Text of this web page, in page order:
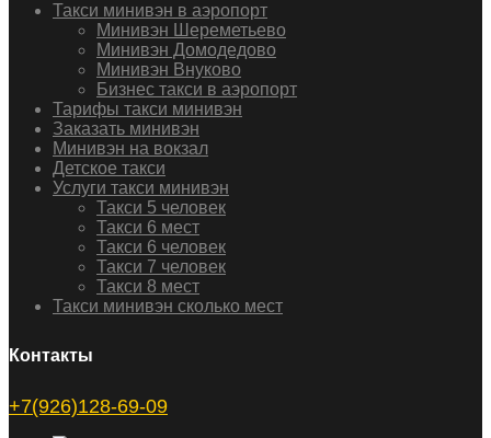
Такси минивэн в аэропорт
Минивэн Шереметьево
Минивэн Домодедово
Минивэн Внуково
Бизнес такси в аэропорт
Тарифы такси минивэн
Заказать минивэн
Минивэн на вокзал
Детское такси
Услуги такси минивэн
Такси 5 человек
Такси 6 мест
Такси 6 человек
Такси 7 человек
Такси 8 мест
Такси минивэн сколько мест
Контакты
+7(926)128-69-09